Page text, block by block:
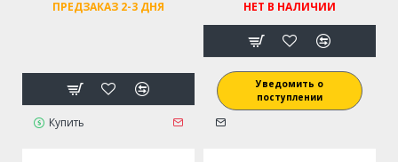
ПРЕДЗАКАЗ 2-3 ДНЯ
Купить
НЕТ В НАЛИЧИИ
Уведомить о
поступлении